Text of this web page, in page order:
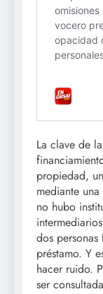
La clave de
propiedad,
mediante
no hubo
dos
préstamo. Y
hacer ruido.
ser